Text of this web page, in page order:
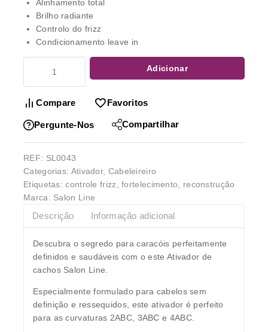
Alinhamento total
Brilho radiante
Controlo do frizz
Condicionamento leave in
Adicionar
Compare Favoritos
Pergunte-Nos Compartilhar
REF: SL0043
Categorias: Ativador, Cabeleireiro
Etiquetas:controle frizz ,fortelecimento
reconstrução
Marca: Salon Line
Descrição Informação adicional
Descubra o segredo para caracóis perfeitamente
definidos e saudáveis com o este Ativador de
cachos Salon Line.
Especialmente formulado para cabelos sem
definição e ressequidos, este ativador é perfeito
para as curvaturas 2ABC, 3ABC e 4ABC.